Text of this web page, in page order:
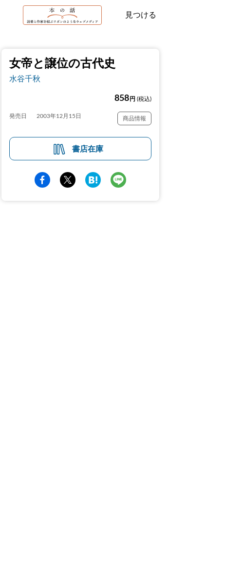
見つける
女帝と譲位の古代史
水谷千秋
858 円 (税込)
発売日 2003年12月15日 商品情報
書店在庫